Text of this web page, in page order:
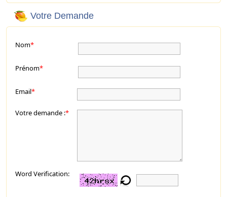
Votre Demande
Nom*
Prénom*
Email*
Votre demande :*
Word Verification: